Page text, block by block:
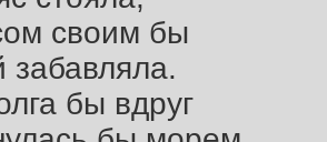
своим бы
бы вдруг